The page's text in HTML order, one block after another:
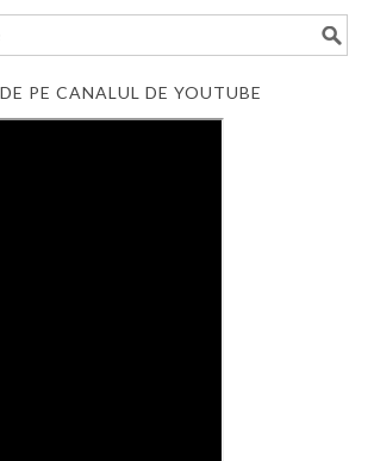
PE CANALUL DE YOUTUBE